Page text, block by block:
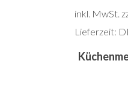
inkl. MwSt.
Lieferzeit: